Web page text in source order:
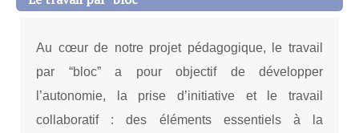
Au cœur de notre projet pédagogique, le travail
par “bloc” a pour objectif de développer
l’autonomie, la prise d’initiative et le travail
collaboratif : des éléments essentiels à la